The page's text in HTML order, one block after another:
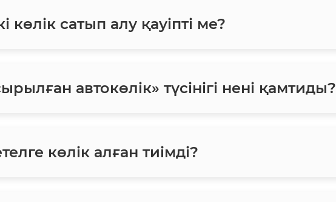
көлік сатып алу қауіпті ме?
автокөлік» түсінігі нені қамтиды?
көлік алған тиімді?